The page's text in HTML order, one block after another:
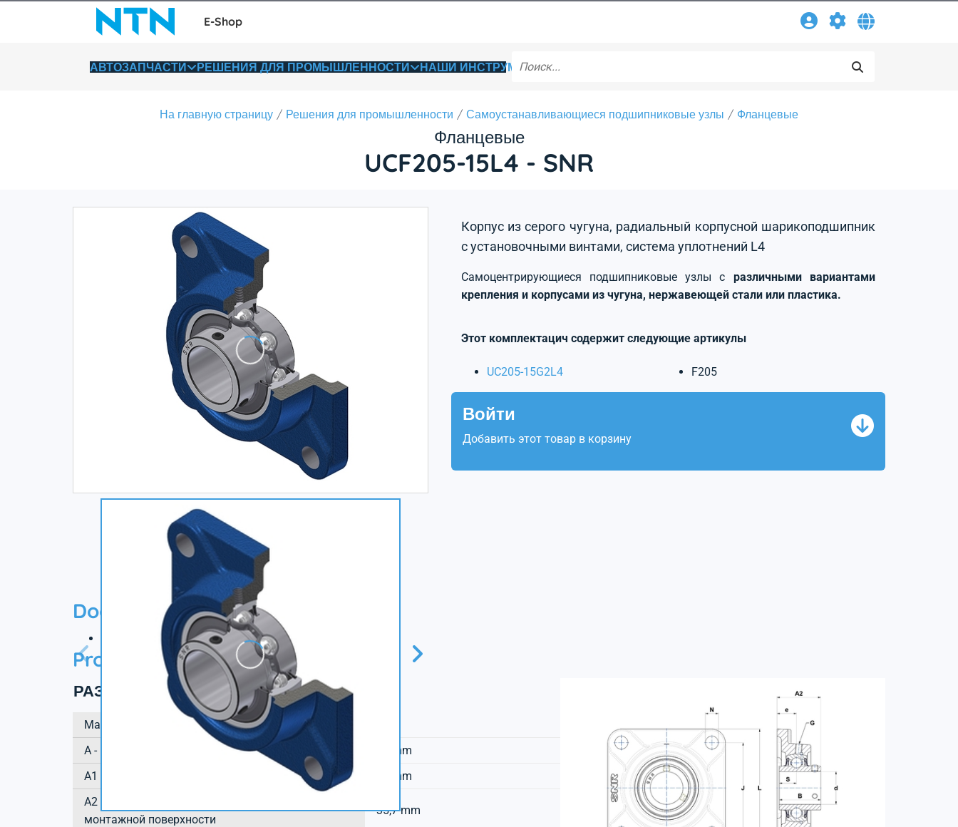
E-Shop
АВТОЗАПЧАСТИ РЕШЕНИЯ ДЛЯ ПРОМЫШЛЕННОСТИ НАШИ ИНСТРУМЕНТЫ
На главную страницу Решения для промышленности Самоустанавливающиеся подшипниковые узлы Фланцевые
Фланцевые
UCF205-15L4 - SNR
Корпус из серого чугуна, радиальный корпусной шарикоподшипник
с установочными винтами, система уплотнений L4
Самоцентрирующиеся подшипниковые узлы с различными вариантами
крепления и корпусами из чугуна, нержавеющей стали или пластика.
Этот комплектацич содержит следующие артикулы
UC205-15G2L4 F205
Войти
Добавить этот товар в корзину
Documentation
Технический паспорт
Product information
РАЗМЕРЫ ИЗДЕЛИЯ
Марка
А - Высота корпуса
27 mm
A1 - Высота основания корпуса / высота фланца
13 mm
A2 - Общая высота (корпус + вставка) от
монтажной поверхности
35,7 mm